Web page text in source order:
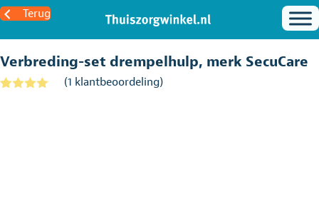
Terug
Verbreding-set drempelhulp, merk SecuCare
(1 klantbeoordeling)